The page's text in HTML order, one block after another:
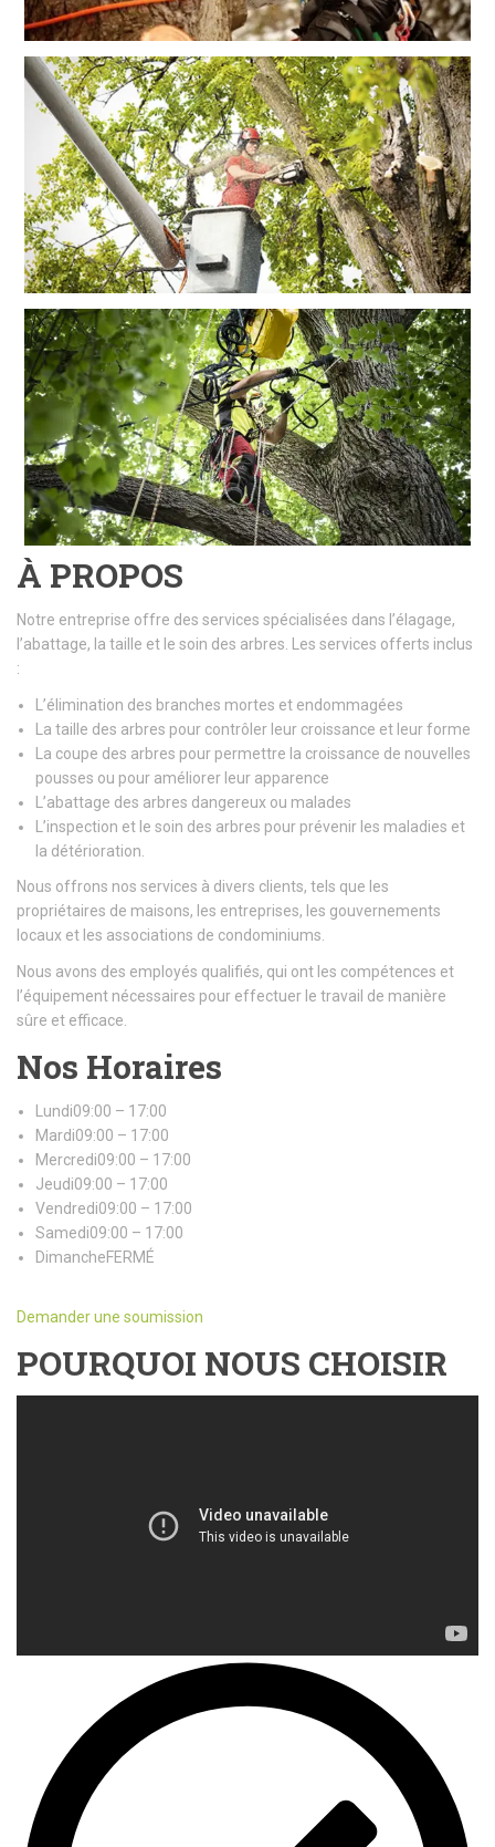
À PROPOS
Notre entreprise offre des services spécialisées dans l’élagage,
l’abattage, la taille et le soin des arbres. Les services offerts inclus
:
L’élimination des branches mortes et endommagées
La taille des arbres pour contrôler leur croissance et leur forme
La coupe des arbres pour permettre la croissance de nouvelles
pousses ou pour améliorer leur apparence
L’abattage des arbres dangereux ou malades
L’inspection et le soin des arbres pour prévenir les maladies et
la détérioration.
Nous offrons nos services à divers clients, tels que les
propriétaires de maisons, les entreprises, les gouvernements
locaux et les associations de condominiums.
Nous avons des employés qualifiés, qui ont les compétences et
l’équipement nécessaires pour effectuer le travail de manière
sûre et efficace.
Nos Horaires
Lundi09:00 – 17:00
Mardi09:00 – 17:00
Mercredi09:00 – 17:00
Jeudi09:00 – 17:00
Vendredi09:00 – 17:00
Samedi09:00 – 17:00
DimancheFERMÉ
Demander une soumission
POURQUOI NOUS CHOISIR